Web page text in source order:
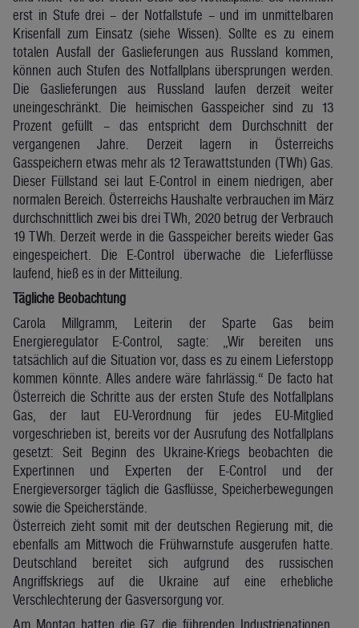
erst in Stufe drei – der Notfallstufe – und im unmittelbaren
Krisenfall zum Einsatz (siehe Wissen). Sollte es zu einem
totalen Ausfall der Gaslieferungen aus Russland kommen,
können auch Stufen des Notfallplans übersprungen werden.
Die Gaslieferungen aus Russland laufen derzeit weiter
uneingeschränkt. Die heimischen Gasspeicher sind zu 13
Prozent gefüllt – das entspricht dem Durchschnitt der
vergangenen Jahre. Derzeit lagern in Österreichs
Gasspeichern etwas mehr als 12 Terawattstunden (TWh) Gas.
Dieser Füllstand sei laut E-Control in einem niedrigen, aber
normalen Bereich. Österreichs Haushalte verbrauchen im März
durchschnittlich zwei bis drei TWh, 2020 betrug der Verbrauch
19 TWh. Derzeit werde in die Gasspeicher bereits wieder Gas
eingespeichert. Die E-Control überwache die Lieferflüsse
laufend, hieß es in der Mitteilung.
Tägliche Beobachtung
Carola Millgramm, Leiterin der Sparte Gas beim
Energieregulator E-Control, sagte: „Wir bereiten uns
tatsächlich auf die Situation vor, dass es zu einem Lieferstopp
kommen könnte. Alles andere wäre fahrlässig.“ De facto hat
Österreich die Schritte aus der ersten Stufe des Notfallplans
Gas, der laut EU-Verordnung für jedes EU-Mitglied
vorgeschrieben ist, bereits vor der Ausrufung des Notfallplans
gesetzt: Seit Beginn des Ukraine-Kriegs beobachten die
Expertinnen und Experten der E-Control und der
Energieversorger täglich die Gasflüsse, Speicherbewegungen
sowie die Speicherstände.
Österreich zieht somit mit der deutschen Regierung mit, die
ebenfalls am Mittwoch die Frühwarnstufe ausgerufen hatte.
Deutschland bereitet sich aufgrund des russischen
Angriffskriegs auf die Ukraine auf eine erhebliche
Verschlechterung der Gasversorgung vor.
Am Montag hatten die G7, die führenden Industrienationen,